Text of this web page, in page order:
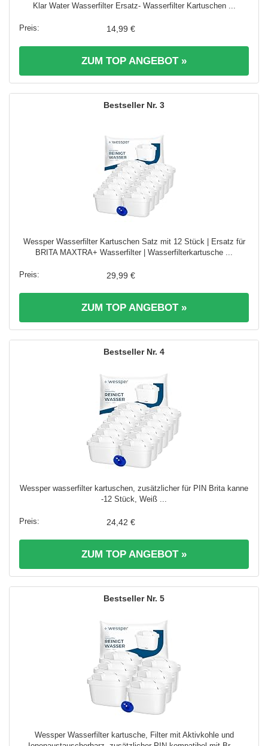
Klar Water Wasserfilter Ersatz- Wasserfilter Kartuschen ...
14,99 €
ZUM TOP ANGEBOT »
3
Wessper Wasserfilter Kartuschen Satz mit 12 Stück | Ersatz für
BRITA MAXTRA+ Wasserfilter | Wasserfilterkartusche ...
29,99 €
ZUM TOP ANGEBOT »
4
Wessper wasserfilter kartuschen, zusätzlicher für PIN Brita kanne
-12 Stück, Weiß ...
24,42 €
ZUM TOP ANGEBOT »
5
Wessper Wasserfilter kartusche, Filter mit Aktivkohle und